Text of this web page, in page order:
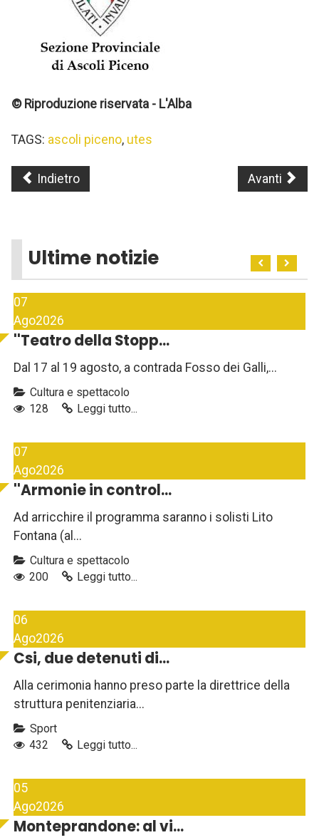
© Riproduzione riservata - L'Alba
TAGS: ascoli piceno, utes
Indietro Avanti
Ultime notizie
07
Ago2026
''Teatro della Stopp...
Dal 17 al 19 agosto, a contrada Fosso dei Galli,...
Cultura e spettacolo
128
Leggi tutto...
07
Ago2026
''Armonie in control...
Ad arricchire il programma saranno i solisti Lito
Fontana (al...
Cultura e spettacolo
200
Leggi tutto...
06
Ago2026
Csi, due detenuti di...
Alla cerimonia hanno preso parte la direttrice della
struttura penitenziaria...
Sport
432
Leggi tutto...
05
Ago2026
Monteprandone: al vi...